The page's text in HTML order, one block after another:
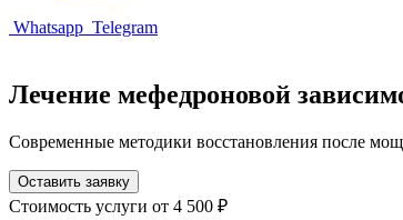
Whatsapp Telegram
Лечение мефедроновой
Современные методики восстановления после
Оставить заявку
Стоимость услуги от 4 500 ₽